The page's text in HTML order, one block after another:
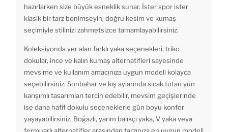
hazırlarken size büyük esneklik sunar. İster spor ister
klasik bir tarz benimseyin, doğru kesim ve kumaş
seçimiyle stilinizi zahmetsizce tamamlayabilirsiniz.
Koleksiyonda yer alan farklı yaka seçenekleri, triko
dokular, ince ve kalın kumaş alternatifleri sayesinde
mevsime ve kullanım amacınıza uygun modeli kolayca
seçebilirsiniz. Sonbahar ve kış aylarında sıcak tutan yün
karışımlı tasarımları tercih edebilir, mevsim geçişlerinde
ise daha hafif dokulu seçeneklerle gün boyu konfor
yaşayabilirsiniz. Boğazlı, yarım balıkçı yaka, V yaka veya